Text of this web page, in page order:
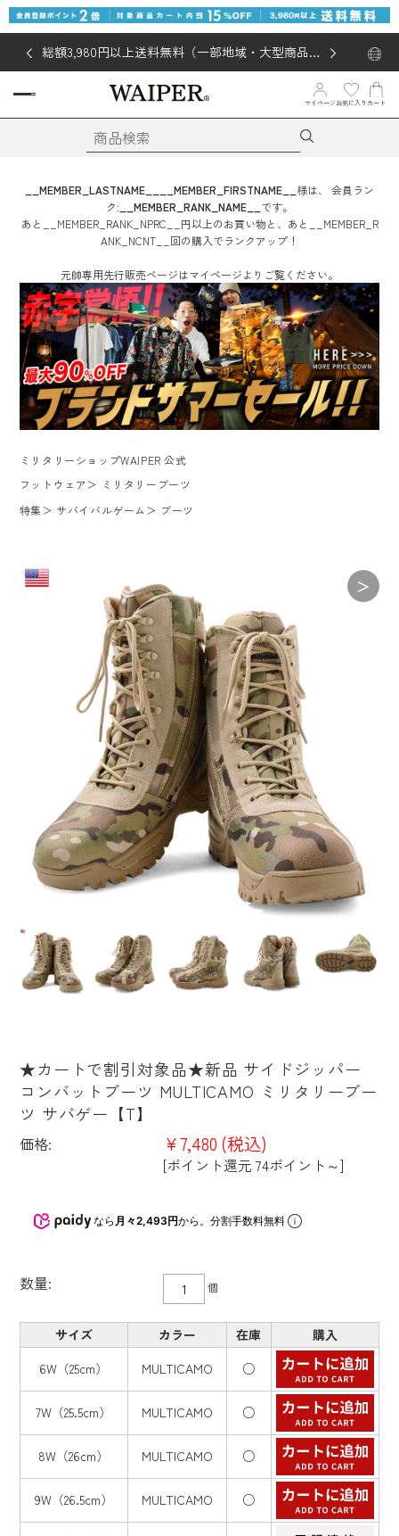
総額3,980円以上送料無料（一部地域・大型商品対
マイページ お気に入り カート
__MEMBER_LASTNAME__ __MEMBER_FIRSTNAME__ 様は、
会員ラン
ク: __MEMBER_RANK_NAME__ です。
あと
__MEMBER_RANK_NPRC__ 円以上のお買い物と、あと
__MEMBER_R
ANK_NCNT__ 回の購入でランクアップ！
元帥専用先行販売ページはマイページよりご覧ください。
ミリタリーショップWAIPER 公式
フットウェア＞ ミリタリーブーツ
特集＞ サバイバルゲーム ＞ ブーツ
＞
★カートで割引対象品★新品 サイドジッパー
コンバットブーツ MULTICAMO ミリタリーブー
ツ サバゲー【T】
価格: ¥7,480 (税込)
[ポイント還元 74ポイント～]
なら 月々2,493円から。分割手数料無料
数量: 個
サイズ カラー 在庫
購入
6W（25cm）
MULTICAMO ○
7W（25.5cm） MULTICAMO ○
8W（26cm） MULTICAMO ○
9W（26.5cm） MULTICAMO ○